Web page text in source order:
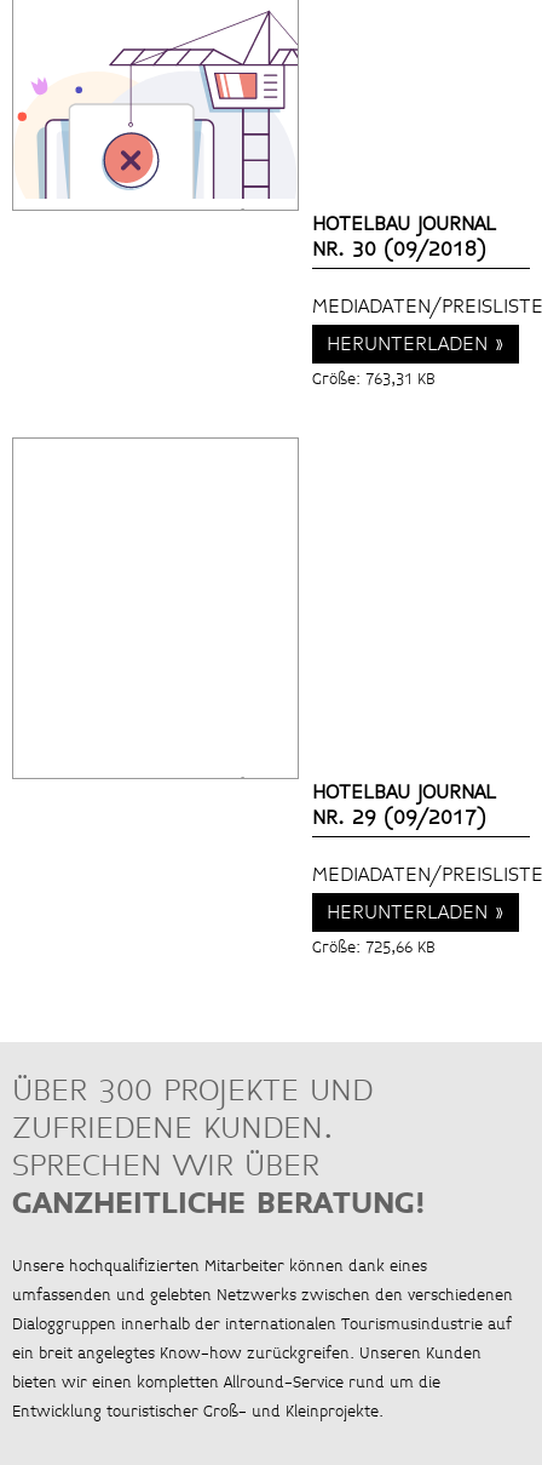
Powered byIssuu Publish for Free
HOTELBAU JOURNAL
NR. 30 (09/2018)
MEDIADATEN/
HERUNTERLADEN »
Größe: 763,31 KB
Powered byIssuu Publish for Free
HOTELBAU JOURNAL
NR. 29 (09/2017)
MEDIADATEN/
HERUNTERLADEN »
Größe: 725,66 KB
ÜBER 300 PROJEKTE UND
ZUFRIEDENE KUNDEN.
SPRECHEN WIR ÜBER
GANZHEITLICHE BERATUNG!
Unsere hochqualifizierten Mitarbeiter können dank eines
umfassenden und gelebten Netzwerks zwischen den verschiedenen
Dialoggruppen innerhalb der internationalen Tourismusindustrie auf
ein breit angelegtes Know-how zurückgreifen. Unseren Kunden
bieten wir einen kompletten Allround-Service rund um die
Entwicklung touristischer Groß- und Kleinprojekte.